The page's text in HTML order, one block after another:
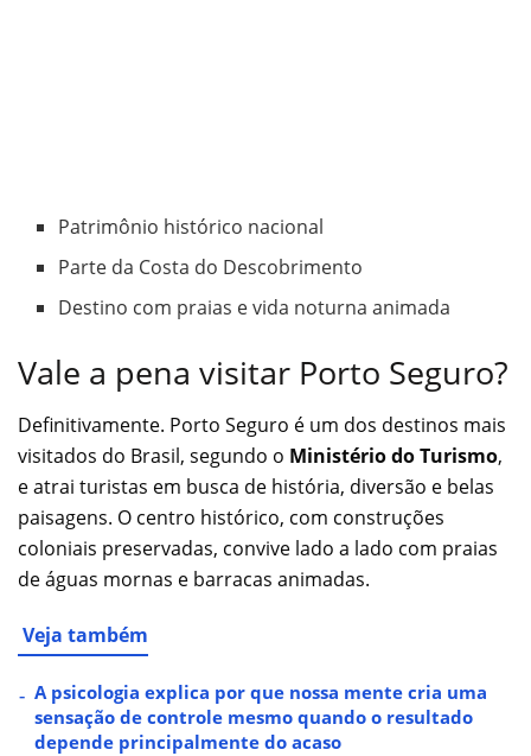
Patrimônio histórico nacional
Parte da Costa do Descobrimento
Destino com praias e vida noturna animada
Vale a pena visitar Porto Seguro?
Definitivamente. Porto Seguro é um dos destinos mais
visitados do Brasil, segundo o Ministério do Turismo,
e atrai turistas em busca de história, diversão e belas
paisagens. O centro histórico, com construções
coloniais preservadas, convive lado a lado com praias
de águas mornas e barracas animadas.
Veja também
A psicologia explica por que nossa mente cria uma
sensação de controle mesmo quando o resultado
depende principalmente do acaso